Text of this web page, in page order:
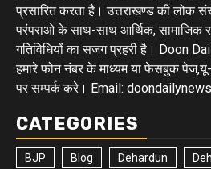
प्रसारित करता है। उत्तराखण्ड की लोक
परंपराओ के साथ-साथ आर्थिक, सामाजिक
गतिविधियों का सजग प्रहरी है। Doon
हमारे फोन नंबर के माध्यम या फेसबुक
पर सम्पर्क करे। Email:
CATEGORIES
BJP Blog Dehardun